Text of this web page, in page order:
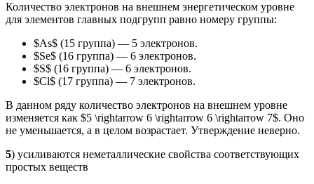
Количество электронов на внешнем энергетическом уровне
для элементов главных подгрупп равно номеру группы:
$As$ (15 группа) — 5 электронов.
$Se$ (16 группа) — 6 электронов.
$S$ (16 группа) — 6 электронов.
$Cl$ (17 группа) — 7 электронов.
В данном ряду количество электронов на внешнем уровне
изменяется как $5 \rightarrow 6 \rightarrow 6 \rightarrow 7$. Оно
не уменьшается, а в целом возрастает. Утверждение неверно.
5) усиливаются неметаллические свойства соответствующих
простых веществ